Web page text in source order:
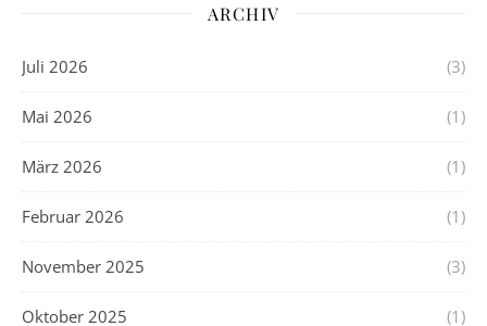
ARCHIV
Juli 2026 (3)
Mai 2026 (1)
März 2026 (1)
Februar 2026 (1)
November 2025 (3)
Oktober 2025 (1)